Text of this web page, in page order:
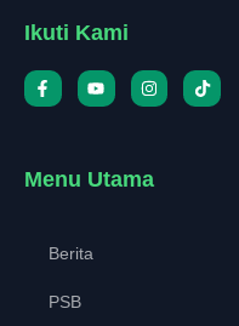
Ikuti Kami
Menu Utama
Berita
PSB